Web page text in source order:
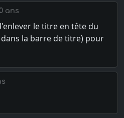
ans
le titre en tête du
la barre de titre) pour